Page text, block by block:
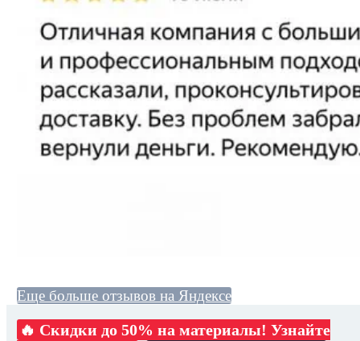
Еще больше отзывов на Яндексе
🔥 Скидки до 50% на материалы! Узнайте